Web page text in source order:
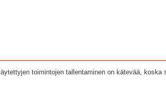
toimintojen tallentaminen on kätevää,